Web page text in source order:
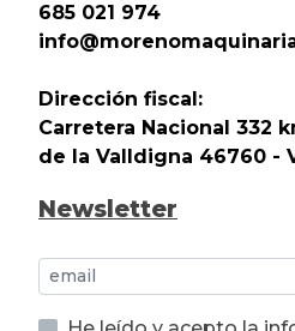
685 021 974
Dirección fiscal:
Carretera Nacional 332
de la Valldigna 46760 -
Newsletter